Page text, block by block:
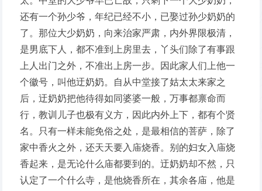
还有一个孙少爷，年纪已经不小，已娶过孙少奶奶的
了。那位大少奶奶，向来治家严肃，内外界限极清，
是男底下人，都不准到上房里去，丫头们除了有事跟
上人出门之外，不准出上房一步。因此家人们上他一
个徽号，叫他迂奶奶。自从中堂接了姑太太来家之
后，迂奶奶把他待得如同婆婆一般，万事都禀命而
行，教训儿子也极有义方，因此内外上下，都有个贤
名。只有一样未能免俗之处，是最相信的菩萨，除了
家中香火之外，还天天要入庙烧香。别的妇女入庙烧
香起来，是无论什么庙都要到的。迂奶奶却不然，只
认定了一个什么寺，是他烧香所在，其余各庙，他是